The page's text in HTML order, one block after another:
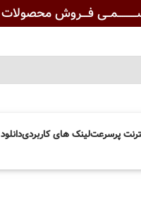
فـــروش محصولات
پرسرعتلینک های کاربردی